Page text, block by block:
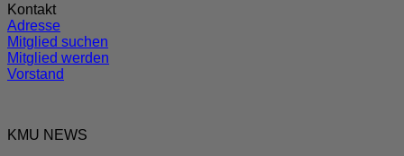
Kontakt
Adresse
Mitglied suchen
Mitglied werden
Vorstand
KMU NEWS